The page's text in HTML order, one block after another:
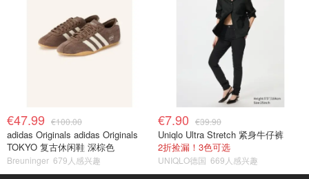
€47.99 €100.00
adidas Originals adidas Originals
TOKYO 复古休闲鞋 深棕色
Breuninger 679人感兴趣
€7.90 €39.90
Uniqlo Ultra Stretch 紧身牛仔裤
2折捡漏！3色可选
UNIQLO德国 669人感兴趣